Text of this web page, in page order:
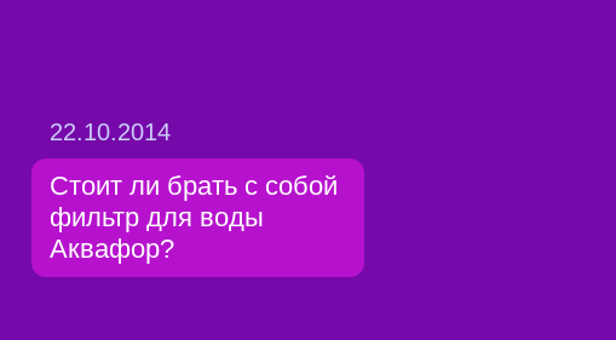
22.10.2014
Стоит ли брать с собой
фильтр для воды
Аквафор?